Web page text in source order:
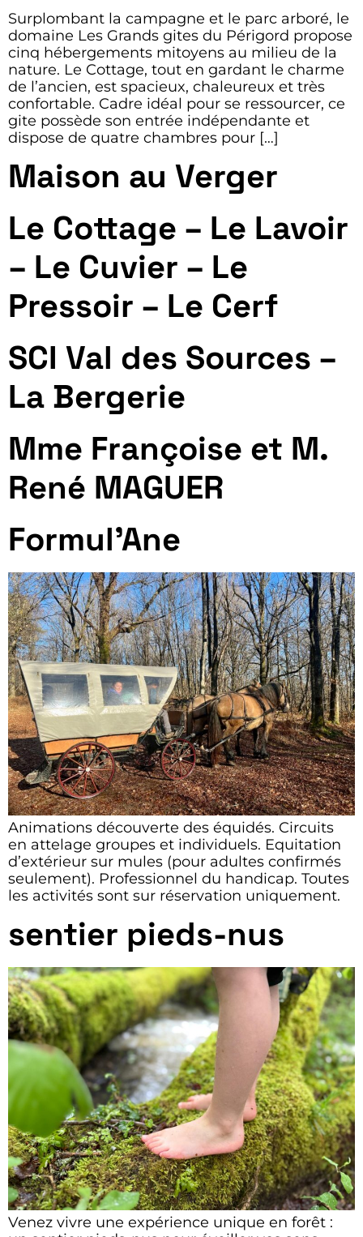
Surplombant la campagne et le parc arboré, le
domaine Les Grands gites du Périgord propose
cinq hébergements mitoyens au milieu de la
nature. Le Cottage, tout en gardant le charme
de l’ancien, est spacieux, chaleureux et très
confortable. Cadre idéal pour se ressourcer, ce
gite possède son entrée indépendante et
dispose de quatre chambres pour […]
Maison au Verger
Le Cottage – Le Lavoir
– Le Cuvier – Le
Pressoir – Le Cerf
SCI Val des Sources –
La Bergerie
Mme Françoise et M.
René MAGUER
Formul’Ane
Animations découverte des équidés. Circuits
en attelage groupes et individuels. Equitation
d’extérieur sur mules (pour adultes confirmés
seulement). Professionnel du handicap. Toutes
les activités sont sur réservation uniquement.
sentier pieds-nus
Venez vivre une expérience unique en forêt :